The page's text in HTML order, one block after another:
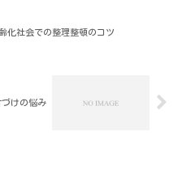
化社会での整理整頓のコツ
けの悩み